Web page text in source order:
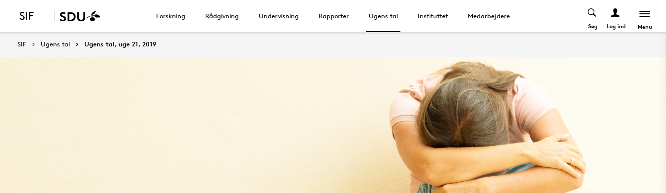
Forskning Rådgivning Undervisning Rapporter Ugens tal Instituttet Medarbejdere
Søg Log ind Menu
SIF Ugens tal Ugens tal, uge 21, 2019